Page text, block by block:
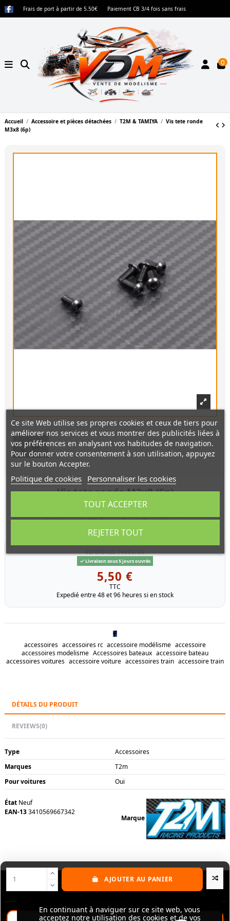
Frais de port à partir de 5.50€ Paiement CB 3/4 fois sans frais
0
Accueil Accessoire et pièces détachées T2M & TAMIYA
Vis tete ronde
M3x8 (6p)
Vis tete ronde M3x8 (6p)
Vis tete ronde M3x8 pour chassis Pirate Warrior
Livraison sous 5 jours ouvrés
5,50 €
TTC
Expedié entre 48 et 96 heures si en stock
AJOUTER AU PANIER
accessoires accessoires rc accessoire modélisme accessoire
accessoires modelisme Accessoires bateaux accessoire bateau
accessoires voitures accessoire voiture accessoires train accessoire train
En continuant à naviguer sur ce site web, vous
acceptez notre utilisation des cookies et de vos
DÉTAILS DU PRODUIT
REVIEWS(0)
Type
Accessoires
Marques
T2m
Pour voitures
Oui
Marque
État Neuf
EAN-133410569667342
Nos produits
En continuant à naviguer sur ce site web, vous
acceptez notre utilisation des cookies et de vos
Ce site Web utilise ses propres cookies et ceux de tiers pour
améliorer nos services et vous montrer des publicités liées à
vos préférences en analysant vos habitudes de navigation.
Pour donner votre consentement à son utilisation, appuyez
sur le bouton Accepter.
Politique de cookies Personnaliser les cookies
REJETER TOUT
TOUT ACCEPTER